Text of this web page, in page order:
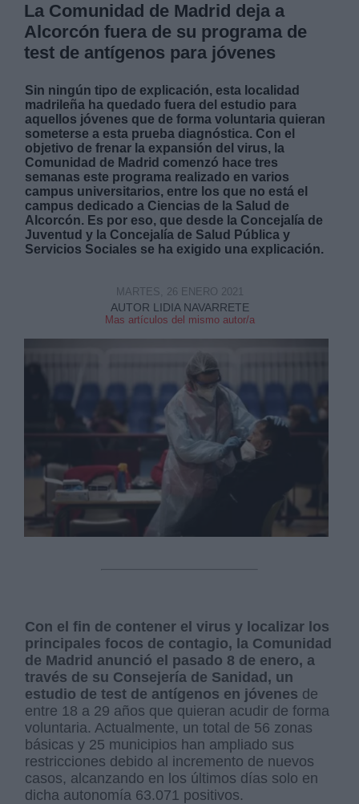
La Comunidad de Madrid deja a
Alcorcón fuera de su programa de
test de antígenos para jóvenes
Sin ningún tipo de explicación, esta localidad
madrileña ha quedado fuera del estudio para
aquellos jóvenes que de forma voluntaria quieran
someterse a esta prueba diagnóstica. Con el
objetivo de frenar la expansión del virus, la
Comunidad de Madrid comenzó hace tres
semanas este programa realizado en varios
campus universitarios, entre los que no está el
campus dedicado a Ciencias de la Salud de
Alcorcón. Es por eso, que desde la Concejalía de
Juventud y la Concejalía de Salud Pública y
Servicios Sociales se ha exigido una explicación.
AUTOR LIDIA NAVARRETE
Mas artículos del mismo autor/a
MARTES, 26 ENERO 2021
Con el fin de contener el virus y localizar los
principales focos de contagio, la Comunidad
de Madrid anunció el pasado 8 de enero, a
través de su Consejería de Sanidad, un
estudio de test de antígenos en jóvenes de
entre 18 a 29 años que quieran acudir de forma
voluntaria. Actualmente, un total de 56 zonas
básicas y 25 municipios han ampliado sus
restricciones debido al incremento de nuevos
casos, alcanzando en los últimos días solo en
dicha autonomía 63.071 positivos.